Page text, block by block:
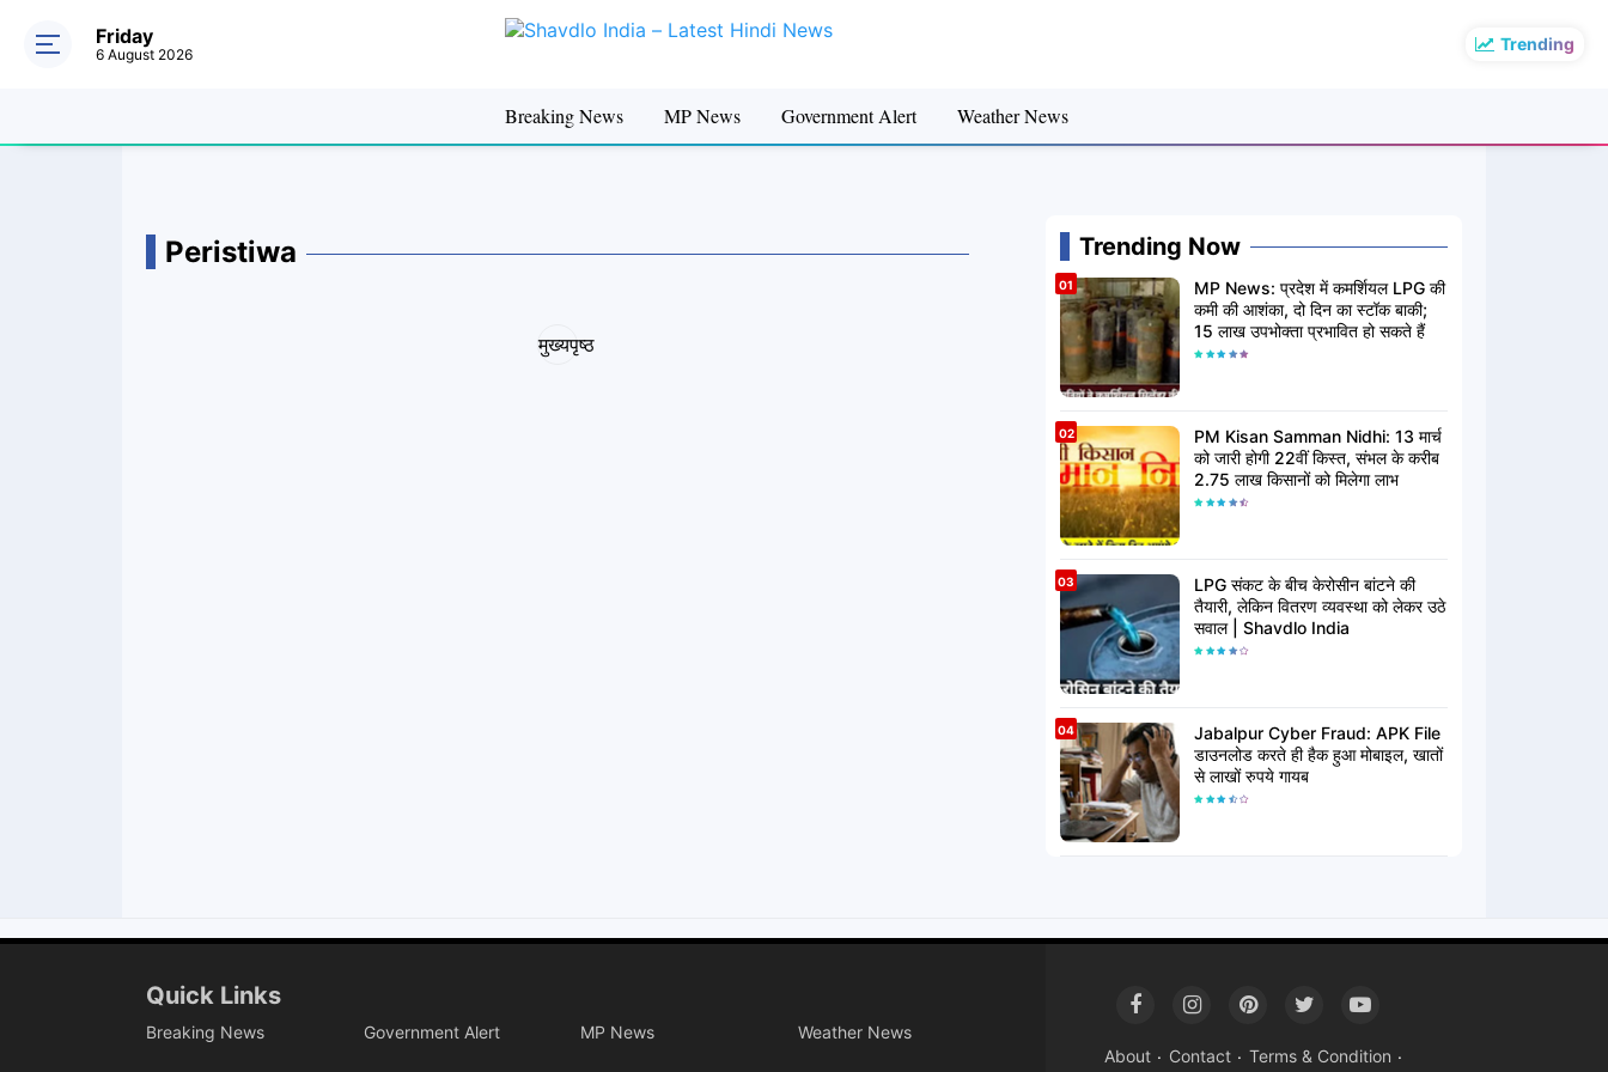
Trending
Friday
6 August 2026
Breaking News MP News Government Alert Weather News
Peristiwa
मुख्यपृष्ठ
Trending Now
MP News: प्रदेश में कमर्शियल LPG की
कमी की आशंका, दो दिन का स्टॉक बाकी;
15 लाख उपभोक्ता प्रभावित हो सकते हैं
PM Kisan Samman Nidhi: 13 मार्च
को जारी होगी 22वीं किस्त, संभल के करीब
2.75 लाख किसानों को मिलेगा लाभ
LPG संकट के बीच केरोसीन बांटने की
तैयारी, लेकिन वितरण व्यवस्था को लेकर उठे
सवाल | Shavdlo India
Jabalpur Cyber Fraud: APK File
डाउनलोड करते ही हैक हुआ मोबाइल, खातों
से लाखों रुपये गायब
Quick Links
Breaking News Government Alert MP News
Weather News
About
Contact Terms & Condition